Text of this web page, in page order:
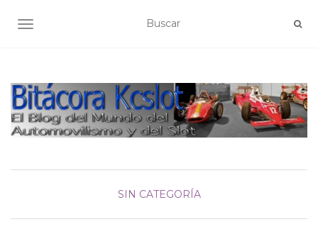
ALTERNAR NAVEGACIÓN
SIN CATEGORÍA